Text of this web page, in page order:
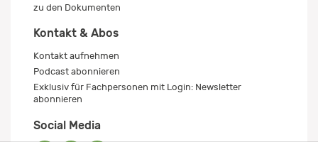
zu den Dokumenten
Kontakt & Abos
Kontakt aufnehmen
Podcast abonnieren
Exklusiv für Fachpersonen mit Login: Newsletter
abonnieren
Social Media